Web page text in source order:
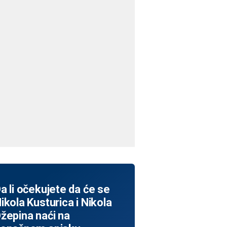
li očekujete da će se
Kusturica i Nikola
naći na